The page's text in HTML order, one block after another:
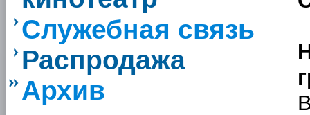
Служебная связь
Распродажа
Архив